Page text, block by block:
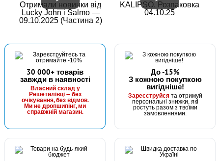
Отримали новинки від
Lucky John і Salmo —
09.10.2025 (Частина 2)
KALIPSO. Розпаковка
04.10.25
30 000+ товарів
завжди в наявності
Власний склад у
Решетилівці — без
очікування, без відмов.
Ми не дропшипінг, ми
справжній магазин.
До -15%
З кожною покупкою
вигідніше!
Зареєструйсята отримуй
персональні знижки, які
ростуть разом з твоїми
замовленнями.